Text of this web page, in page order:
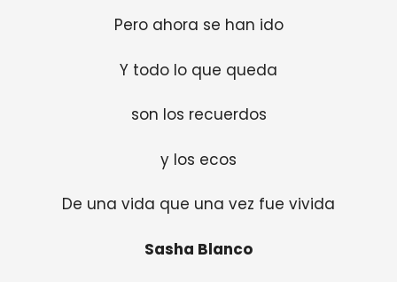
Pero ahora se han ido
Y todo lo que queda
son los recuerdos
y los ecos
De una vida que una vez fue vivida
Sasha Blanco